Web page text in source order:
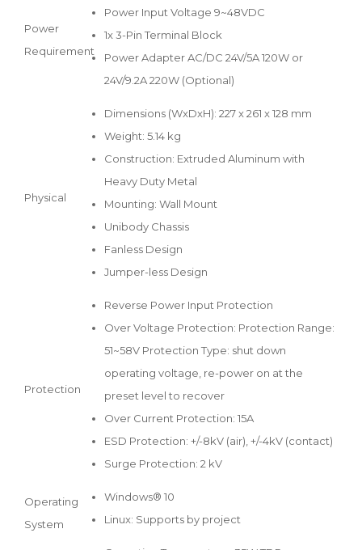
Power
Requirement
Power Input Voltage 9~48VDC
1x 3-Pin Terminal Block
Power Adapter AC/DC 24V/5A 120W or
24V/9.2A 220W (Optional)
Physical
Dimensions (WxDxH): 227 x 261 x 128 mm
Weight: 5.14 kg
Construction: Extruded Aluminum with
Heavy Duty Metal
Mounting: Wall Mount
Unibody Chassis
Fanless Design
Jumper-less Design
Protection
Reverse Power Input Protection
Over Voltage Protection: Protection Range:
51~58V Protection Type: shut down
operating voltage, re-power on at the
preset level to recover
Over Current Protection: 15A
ESD Protection: +/-8kV (air), +/-4kV (contact)
Surge Protection: 2 kV
Operating
System
Windows® 10
Linux: Supports by project